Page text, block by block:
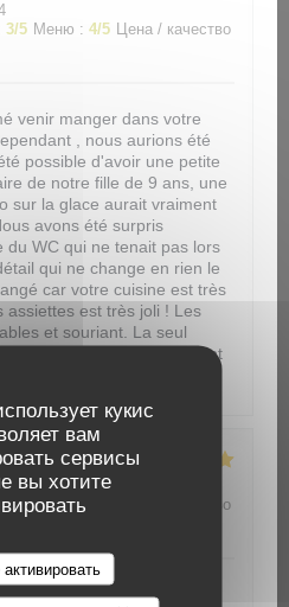
кукис
вам
сервисы
вы хотите
3/5 Меню : 4/5 Цена / качество
venir manger dans votre
, nous aurions été
possible d'avoir une petite
de notre fille de 9 ans, une
sur la glace aurait vraiment
avons été surpris
du WC qui ne tenait pas lors
qui ne change en rien le
car votre cuisine est très
assiettes est très joli ! Les
et souriant. La seul
que notre table était souvent
5/5 Меню:
Цена / качество
riz ou des pâtes a la place